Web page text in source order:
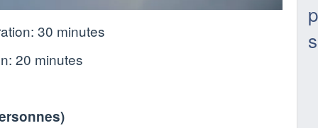
30 minutes
20 minutes
)